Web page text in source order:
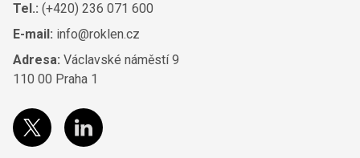
Tel.: (+420) 236 071 600
E-mail: info@roklen.cz
Adresa: Václavské náměstí 9
110 00 Praha 1